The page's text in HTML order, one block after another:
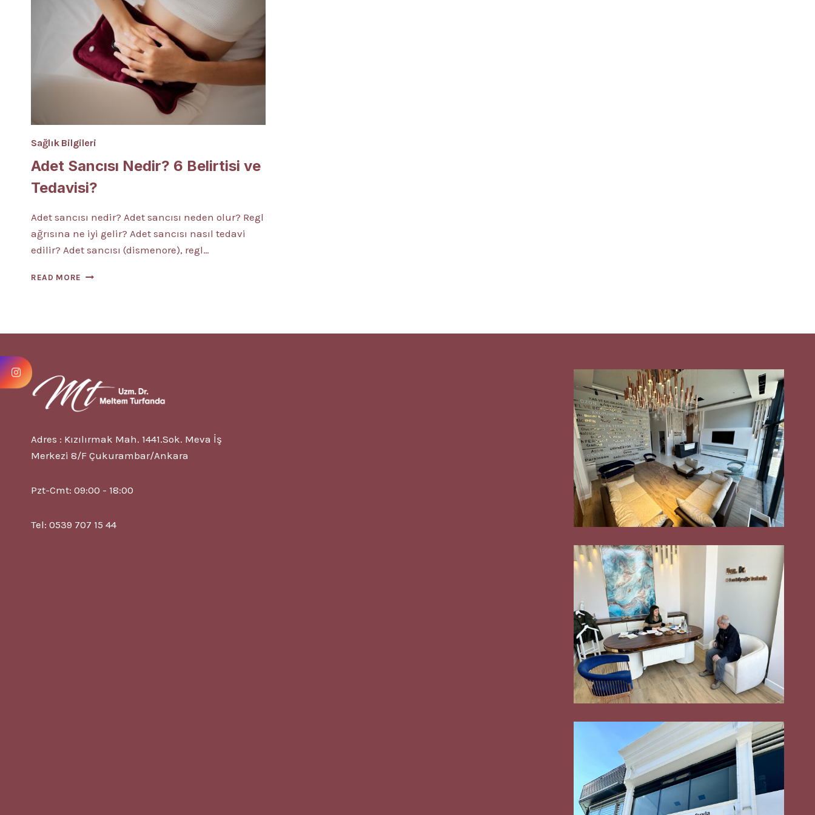
Sağlık Bilgileri
Adet Sancısı Nedir? 6 Belirtisi ve
Tedavisi?
Adet sancısı nedir? Adet sancısı neden olur? Regl
ağrısına ne iyi gelir? Adet sancısı nasıl tedavi
edilir? Adet sancısı (dismenore), regl…
READ MORE ADET
Adres : Kızılırmak Mah. 1441.Sok. Meva İş
Merkezi 8/F Çukurambar/Ankara
Pzt-Cmt: 09:00 - 18:00
Tel: 0539 707 15 44